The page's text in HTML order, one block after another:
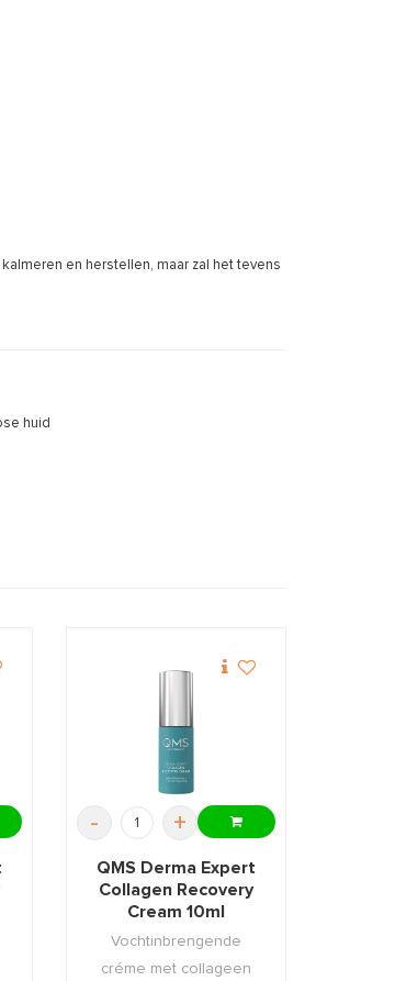
en herstellen, maar zal het tevens
huid
- +
QMS Derma Expert
Collagen Recovery
Cream 10ml
Vochtinbrengende
créme met collageen